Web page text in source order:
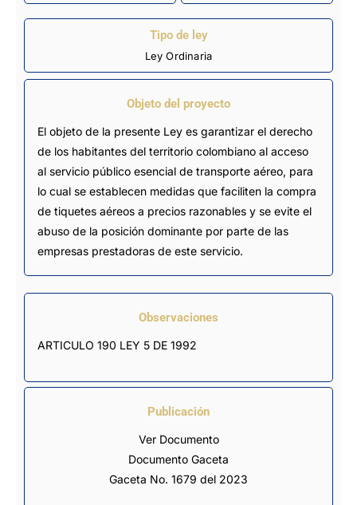
Tipo de ley
Ley Ordinaria
Objeto del proyecto
El objeto de la presente Ley es garantizar el derecho
de los habitantes del territorio colombiano al acceso
al servicio público esencial de transporte aéreo, para
lo cual se establecen medidas que faciliten la compra
de tiquetes aéreos a precios razonables y se evite el
abuso de la posición dominante por parte de las
empresas prestadoras de este servicio.
Observaciones
ARTICULO 190 LEY 5 DE 1992
Publicación
Ver Documento
Documento Gaceta
Gaceta No. 1679 del 2023